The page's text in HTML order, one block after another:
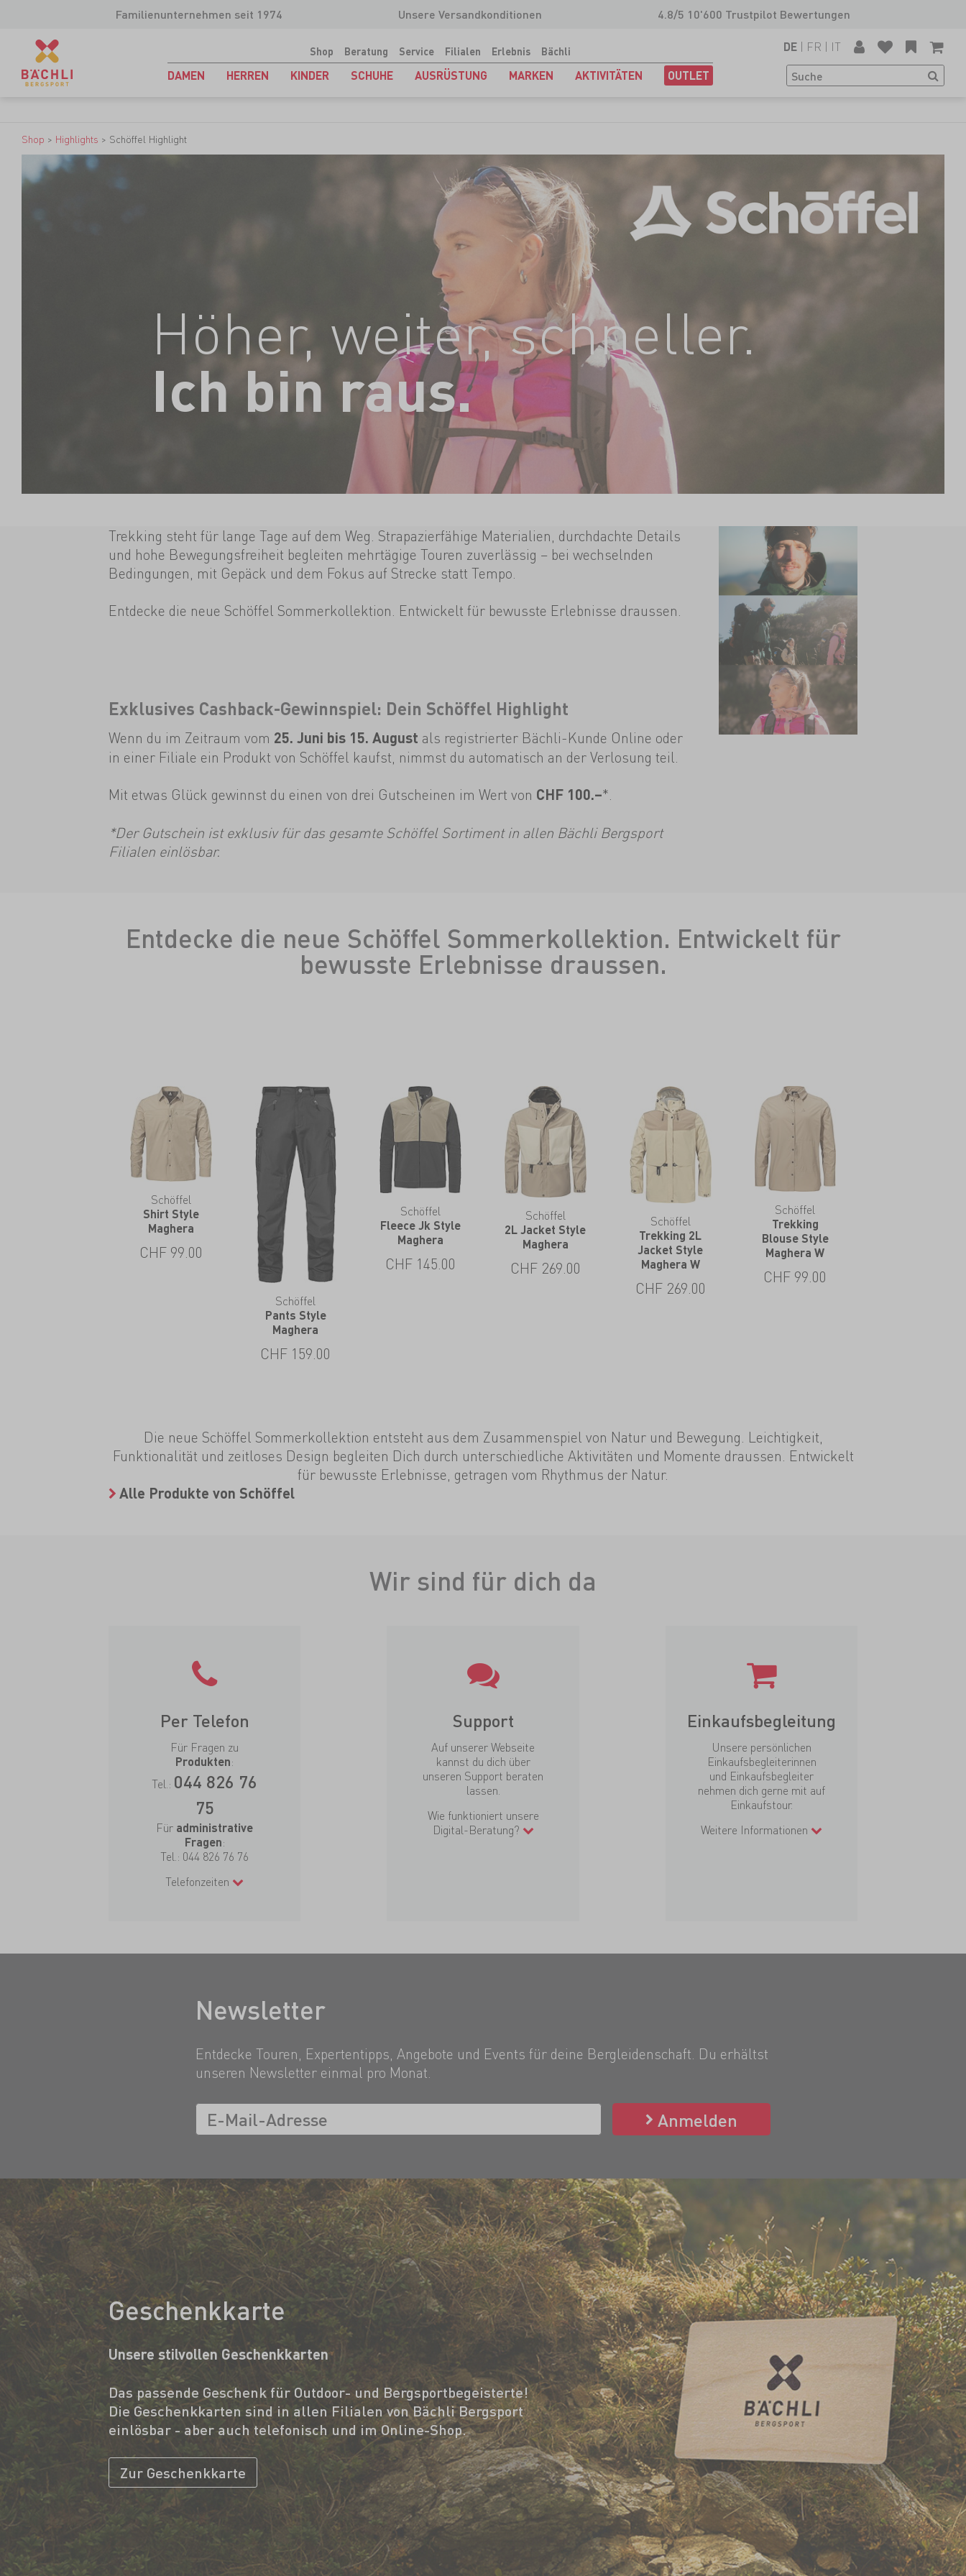
Familienunternehmen seit 1974 Unsere Versandkonditionen 4.8/5 10'600 Trustpilot Bewertungen
Shop Beratung Service Filialen Erlebnis Bächli
DAMEN HERREN KINDER SCHUHE AUSRÜSTUNG MARKEN AKTIVITÄTEN OUTLET
DE | FR | IT
Shop > Highlights > Schöffel Highlight
Höher, weiter, schneller.
Ich bin raus.
Trekking steht für lange Tage auf dem Weg. Strapazierfähige Materialien, durchdachte Details
und hohe Bewegungsfreiheit begleiten mehrtägige Touren zuverlässig – bei wechselnden
Bedingungen, mit Gepäck und dem Fokus auf Strecke statt Tempo.
Entdecke die neue Schöffel Sommerkollektion. Entwickelt für bewusste Erlebnisse draussen.
Exklusives Cashback-Gewinnspiel: Dein Schöffel Highlight
Wenn du im Zeitraum vom 25. Juni bis 15. August als registrierter Bächli-Kunde Online oder
in einer Filiale ein Produkt von Schöffel kaufst, nimmst du automatisch an der Verlosung teil.
Mit etwas Glück gewinnst du einen von drei Gutscheinen im Wert von CHF 100.–*.
*Der Gutschein ist exklusiv für das gesamte Schöffel Sortiment in allen Bächli Bergsport
Filialen einlösbar.
Entdecke die neue Schöffel Sommerkollektion. Entwickelt für
bewusste Erlebnisse draussen.
Schöffel
Shirt Style
Maghera
CHF 99.00
Schöffel
Pants Style
Maghera
CHF 159.00
Schöffel
Fleece Jk Style
Maghera
CHF 145.00
Schöffel
2L Jacket Style
Maghera
CHF 269.00
Schöffel
Trekking 2L
Jacket Style
Maghera W
CHF 269.00
Schöffel
Trekking
Blouse Style
Maghera W
CHF 99.00
Die neue Schöffel Sommerkollektion entsteht aus dem Zusammenspiel von Natur und Bewegung. Leichtigkeit,
Funktionalität und zeitloses Design begleiten Dich durch unterschiedliche Aktivitäten und Momente draussen. Entwickelt
für bewusste Erlebnisse, getragen vom Rhythmus der Natur.
Alle Produkte von Schöffel
Wir sind für dich da
Per Telefon
Für Fragen zu
Produkten:
Tel.: 044 826 76
75
Für administrative
Fragen:
Tel.: 044 826 76 76
Telefonzeiten
Support
Auf unserer Webseite
kannst du dich über
unseren Support beraten
lassen.
Wie funktioniert unsere
Digital-Beratung?
Einkaufsbegleitung
Unsere persönlichen
Einkaufsbegleiterinnen
und Einkaufsbegleiter
nehmen dich gerne mit auf
Einkaufstour.
Weitere Informationen
Newsletter
Entdecke Touren, Expertentipps, Angebote und Events für deine Bergleidenschaft. Du erhältst
unseren Newsletter einmal pro Monat.
Anmelden
Geschenkkarte
Unsere stilvollen Geschenkkarten
Das passende Geschenk für Outdoor- und Bergsportbegeisterte!
Die Geschenkkarten sind in allen Filialen von Bächli Bergsport
einlösbar - aber auch telefonisch und im Online-Shop.
Zur Geschenkkarte